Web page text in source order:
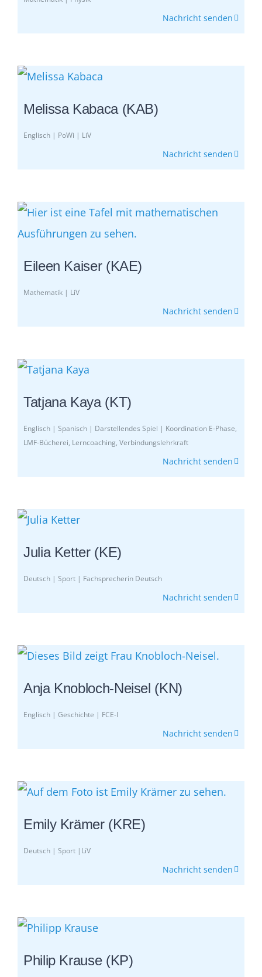
Nachricht senden
Melissa Kabaca (KAB)
Englisch | PoWi | LiV
Nachricht senden
Eileen Kaiser (KAE)
Mathematik | LiV
Nachricht senden
Tatjana Kaya (KT)
Englisch | Spanisch | Darstellendes Spiel | Koordination E-Phase,
LMF-Bücherei, Lerncoaching, Verbindungslehrkraft
Nachricht senden
Julia Ketter (KE)
Deutsch | Sport | Fachsprecherin Deutsch
Nachricht senden
Anja Knobloch-Neisel (KN)
Englisch | Geschichte | FCE-I
Nachricht senden
Emily Krämer (KRE)
Deutsch | Sport |LiV
Nachricht senden
Philip Krause (KP)